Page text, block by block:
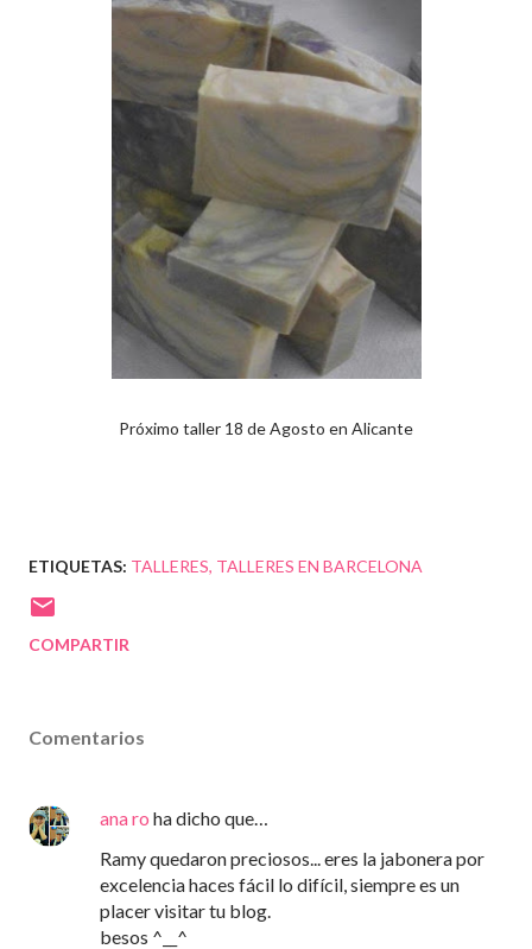
Próximo taller 18 de Agosto en Alicante
ETIQUETAS: TALLERES TALLERES EN BARCELONA
COMPARTIR
Comentarios
ana ro ha dicho que…
Ramy quedaron preciosos... eres la jabonera por
excelencia haces fácil lo difícil, siempre es un
placer visitar tu blog.
besos ^__^